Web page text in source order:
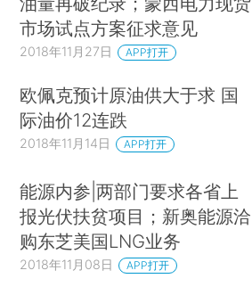
市场试点方案征求意见
2018年11月27日 APP打开
欧佩克预计原油供大于求 国
际油价12连跌
2018年11月14日 APP打开
能源内参|两部门要求各省上
报光伏扶贫项目；新奥能源洽
购东芝美国LNG业务
2018年11月08日 APP打开